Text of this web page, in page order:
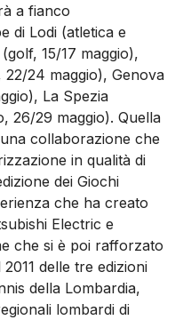
a fianco
di Lodi (atletica e
15/17 maggio),
22/24 maggio), Genova
La Spezia
26/29 maggio). Quella
collaborazione che
in qualità di
dei Giochi
che ha creato
Electric e
che si è poi rafforzato
delle tre edizioni
della Lombardia,
lombardi di